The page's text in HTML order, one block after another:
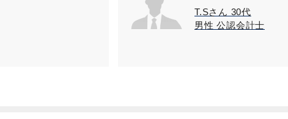
T.Sさん 30代
男性 公認会計士